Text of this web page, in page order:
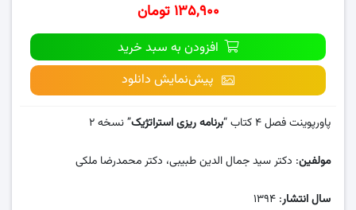
۱۳۵,۹۰۰ تومان
افزودن به سبد خرید
پیش‌نمایش دانلود
پاورپوینت فصل ۴ کتاب “ برنامه ریزی استراتژیک” نسخه ۲
مولفین: دکتر سید جمال الدین طبیبی، دکتر محمدرضا ملکی
سال انتشار: ۱۳۹۴